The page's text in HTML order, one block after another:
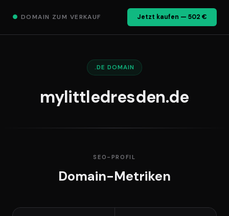
● DOMAIN ZUM VERKAUF Jetzt kaufen — 502 €
.DE DOMAIN
mylittledresden.de
SEO-PROFIL
Domain-Metriken